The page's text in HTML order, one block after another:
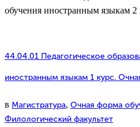
обучения иностранным языкам 2
44.04.01 Педагогическое
иностранным языкам 1 курс.
в Магистратура, Очная форма
Филологический факультет